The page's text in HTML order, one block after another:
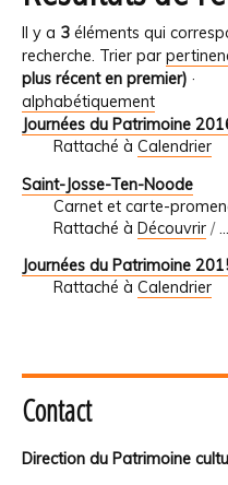
Il y a 3 éléments qui
recherche. Trier par
plus récent en premier) ·
alphabétiquement
Journées du Patrimoine
Rattaché à Calendrier
Saint-Josse-Ten-Noode
Carnet et carte-
Rattaché à Découvrir /…
Journées du Patrimoine
Rattaché à Calendrier
Contact
Direction du Patrimoine